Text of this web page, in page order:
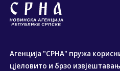
Агенција "СРНА" пружа
цјеловито и брзо